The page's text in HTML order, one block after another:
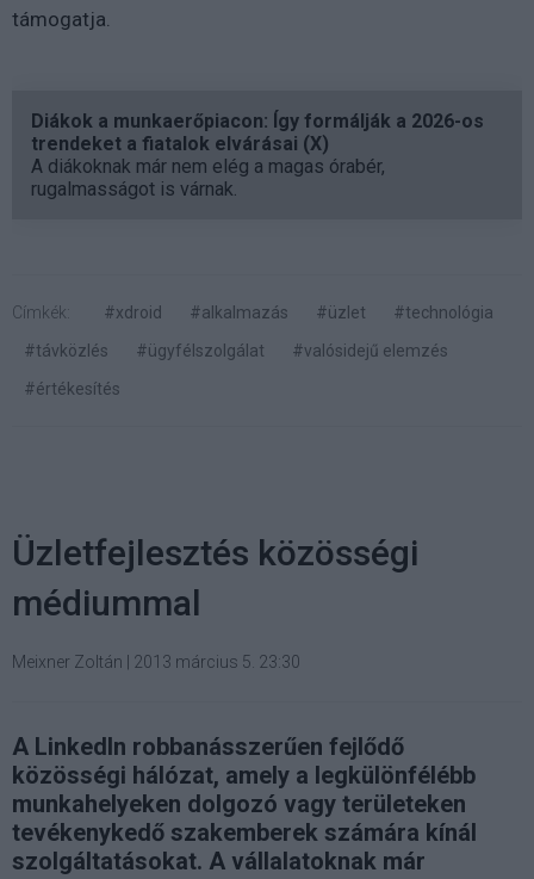
támogatja.
Diákok a munkaerőpiacon: Így formálják a 2026-os
trendeket a fiatalok elvárásai (X)
A diákoknak már nem elég a magas órabér,
rugalmasságot is várnak.
Címkék: #xdroid #alkalmazás #üzlet
#technológia
#távközlés
#ügyfélszolgálat
#valósidejű elemzés
#értékesítés
Üzletfejlesztés közösségi
médiummal
Meixner Zoltán 2013 március 5. 23:30
A LinkedIn robbanásszerűen fejlődő
közösségi hálózat, amely a legkülönfélébb
munkahelyeken dolgozó vagy területeken
tevékenykedő szakemberek számára kínál
szolgáltatásokat. A vállalatoknak már